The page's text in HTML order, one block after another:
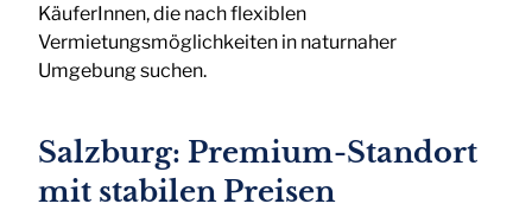
KäuferInnen, die nach flexiblen
Vermietungsmöglichkeiten in naturnaher
Umgebung suchen.
Salzburg: Premium-Standort
mit stabilen Preisen